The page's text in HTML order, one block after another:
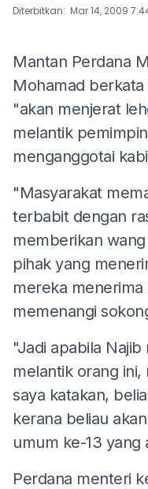
Diterbitkan: Mar 14, 2009
Mantan Perdana
Mohamad berkata
"akan menjerat
melantik
menganggotai
"Masyarakat
terbabit dengan
memberikan
pihak yang
mereka
memenangi
"Jadi apabila
melantik orang
saya katakan,
kerana beliau
umum ke-13 yang
Perdana menteri